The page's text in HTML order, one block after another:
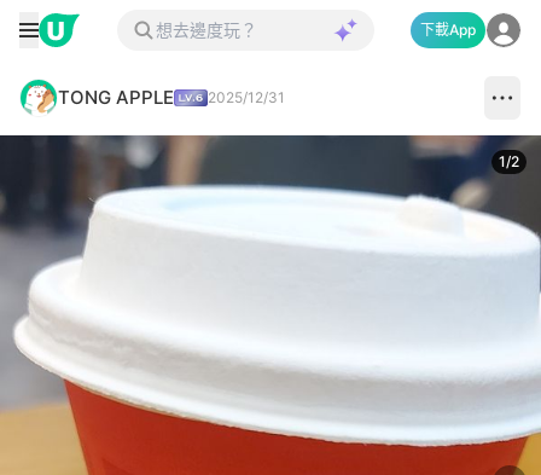
下載App
TONG APPLE 2025/12/31
1/2